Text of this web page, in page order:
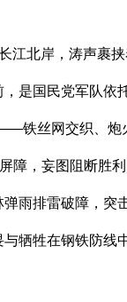
江北岸，涛声裹
是国民党军队依
铁丝网交织、炮
障，妄图阻断胜
雨排雷破障，突
牺牲在钢铁防线